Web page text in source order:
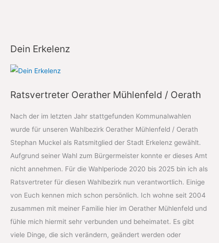
Dein Erkelenz
Ratsvertreter Oerather Mühlenfeld / Oerath
Nach der im letzten Jahr stattgefunden Kommunalwahlen
wurde für unseren Wahlbezirk Oerather Mühlenfeld / Oerath
Stephan Muckel als Ratsmitglied der Stadt Erkelenz gewählt.
Aufgrund seiner Wahl zum Bürgermeister konnte er dieses Amt
nicht annehmen. Für die Wahlperiode 2020 bis 2025 bin ich als
Ratsvertreter für diesen Wahlbezirk nun verantwortlich. Einige
von Euch kennen mich schon persönlich. Ich wohne seit 2004
zusammen mit meiner Familie hier im Oerather Mühlenfeld und
fühle mich hiermit sehr verbunden und beheimatet. Es gibt
viele Dinge, die sich verändern, geändert werden oder